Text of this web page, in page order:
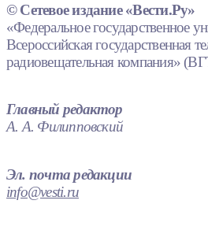
© Сетевое издание «Вести.Ру»
«Федеральное государственное
Всероссийская государственная
радиовещательная компания»
Главный редактор
А. А. Филипповский
Эл. почта редакции
info@vesti.ru